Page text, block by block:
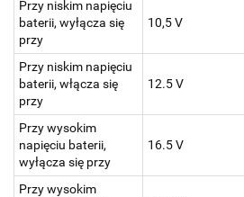
Przy niskim napięciu
baterii, wyłącza się
przy
10,5 V
Przy niskim napięciu
baterii, włącza się
przy
12.5 V
Przy wysokim
napięciu baterii,
wyłącza się przy
16.5 V
Przy wysokim